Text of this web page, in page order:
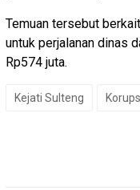
Temuan tersebut
untuk perjalanan dinas
Rp574 juta.
Kejati Sulteng